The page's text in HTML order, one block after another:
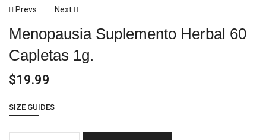
Prevs Next
Menopausia Suplemento Herbal 60
Capletas 1g.
$19.99
SIZE GUIDES